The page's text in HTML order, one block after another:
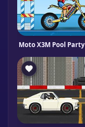
Moto X3M Pool Party